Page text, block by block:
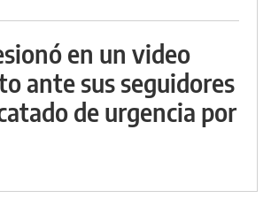
en un video
ante sus seguidores
de urgencia por